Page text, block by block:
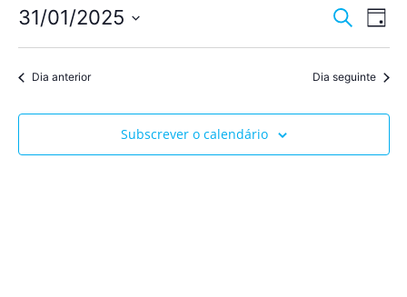
de
e
Pesquisar
de
de
Dia
31/01/2025
a
data.Dia anterior Dia seguinte
Subscrever o calendário